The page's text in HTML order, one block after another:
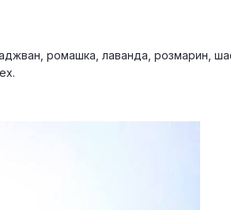
ромашка, лаванда, розмарин,